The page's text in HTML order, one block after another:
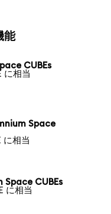
能
CUBEs
に相当
Space
に相当
Space CUBEs
に相当